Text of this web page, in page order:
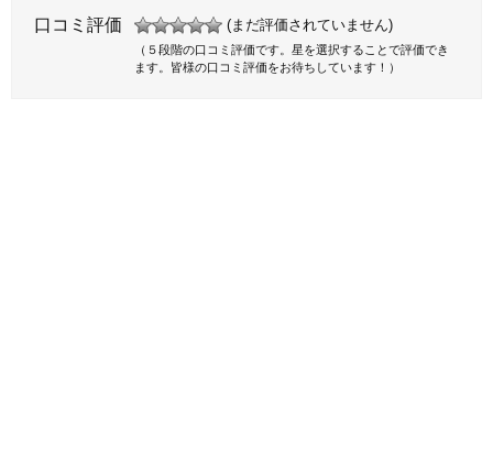
口コミ評価 (まだ評価されていません)
（５段階の口コミ評価です。星を選択することで評価でき
ます。皆様の口コミ評価をお待ちしています！）